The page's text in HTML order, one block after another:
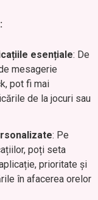
esențiale: De
mesagerie
pot fi mai
de la jocuri sau
: Pe
poți seta
prioritate și
în afacerea orelor